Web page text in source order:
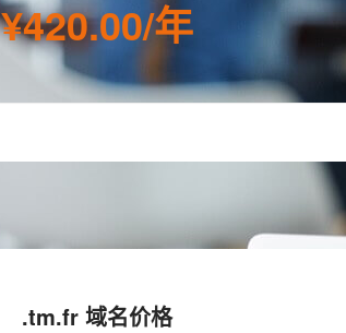
¥420.00/年
.tm.fr 域名价格